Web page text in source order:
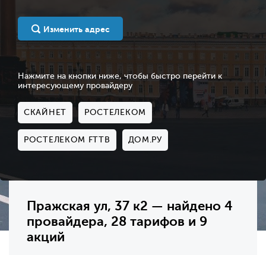
Изменить адрес
Нажмите на кнопки ниже, чтобы быстро перейти к
интересующему провайдеру
СКАЙНЕТ РОСТЕЛЕКОМ
РОСТЕЛЕКОМ FTTB ДОМ.РУ
Пражская ул, 37 к2 — найдено 4
провайдера, 28 тарифов и 9
акций